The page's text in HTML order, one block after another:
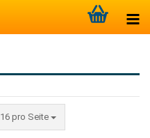
16 pro Seite